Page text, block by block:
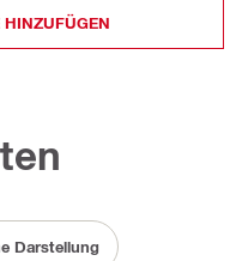
Darstellung